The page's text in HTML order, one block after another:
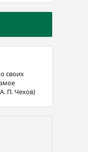
своих
П. Чехов)